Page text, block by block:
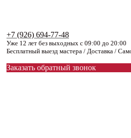
+7 (926) 694-77-48
Уже 12 лет без выходных с 09:00 до 20:00
Бесплатный выезд мастера / Доставка /
Заказать обратный звонок